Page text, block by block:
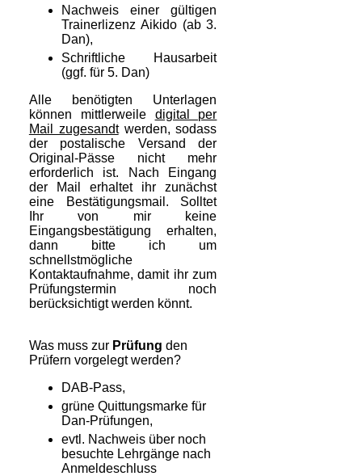
Nachweis einer gültigen
Trainerlizenz Aikido (ab 3.
Dan),
Schriftliche Hausarbeit
(ggf. für 5. Dan)
Alle benötigten Unterlagen
können mittlerweile digital per
Mail zugesandtwerden, sodass
der postalische Versand der
Original-Pässe nicht mehr
erforderlich ist. Nach Eingang
der Mail erhaltet ihr zunächst
eine Bestätigungsmail. Solltet
Ihr von mir keine
Eingangsbestätigung erhalten,
dann bitte ich um
schnellstmögliche
Kontaktaufnahme, damit ihr zum
Prüfungstermin noch
berücksichtigt werden könnt.
Was muss zur Prüfung den
Prüfern vorgelegt werden?
DAB-Pass,
grüne Quittungsmarke für
Dan-Prüfungen,
evtl. Nachweis über noch
besuchte Lehrgänge nach
Anmeldeschluss